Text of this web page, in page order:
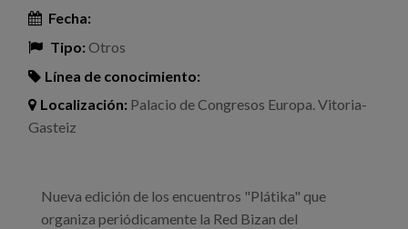
Fecha:
Tipo:Otros
Línea de conocimiento:
Localización: Palacio de Congresos Europa. Vitoria-
Gasteiz
Nueva edición de los encuentros "Plátika" que
organiza periódicamente la Red Bizan del